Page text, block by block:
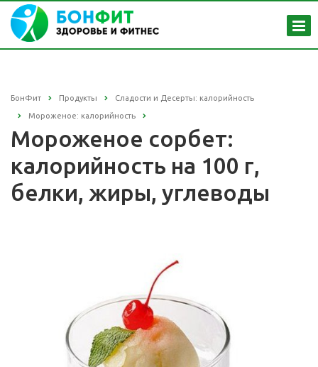
БонФит Продукты Сладости и Десерты: калорийность
Мороженое: калорийность
Мороженое сорбет:
калорийность на 100 г,
белки, жиры, углеводы